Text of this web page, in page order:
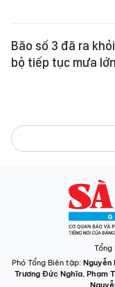
Bão số 3 đã ra
bộ tiếp tục mưa lớn
Tổng
Phó Tổng Biên tập: Nguyễn
Trương Đức Nghĩa, Phạm